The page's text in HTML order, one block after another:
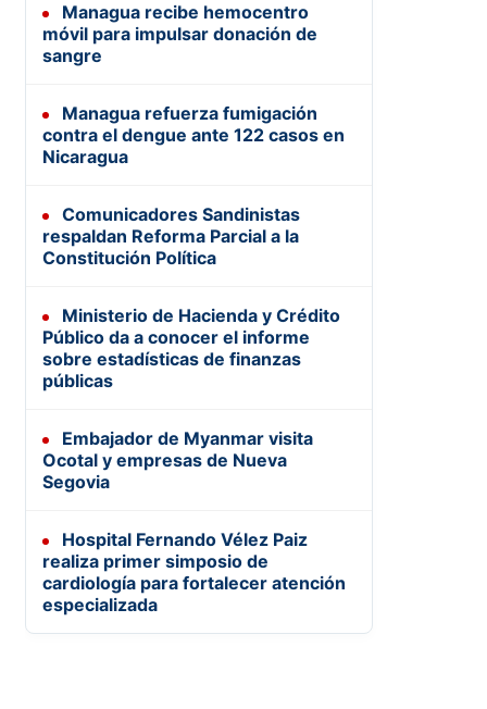
Managua recibe hemocentro
móvil para impulsar donación de
sangre
Managua refuerza fumigación
contra el dengue ante 122 casos en
Nicaragua
Comunicadores Sandinistas
respaldan Reforma Parcial a la
Constitución Política
Ministerio de Hacienda y Crédito
Público da a conocer el informe
sobre estadísticas de finanzas
públicas
Embajador de Myanmar visita
Ocotal y empresas de Nueva
Segovia
Hospital Fernando Vélez Paiz
realiza primer simposio de
cardiología para fortalecer atención
especializada